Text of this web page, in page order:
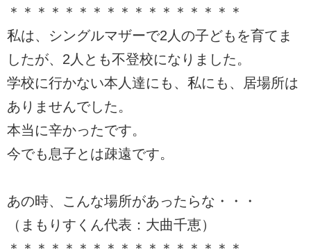
＊＊＊＊＊＊＊＊＊＊＊＊＊＊＊＊＊
私は、シングルマザーで2人の子どもを育てま
したが、2人とも不登校になりました。
学校に行かない本人達にも、私にも、居場所は
ありませんでした。
本当に辛かったです。
今でも息子とは疎遠です。
あの時、こんな場所があったらな・・・
（まもりすくん代表：大曲千恵）